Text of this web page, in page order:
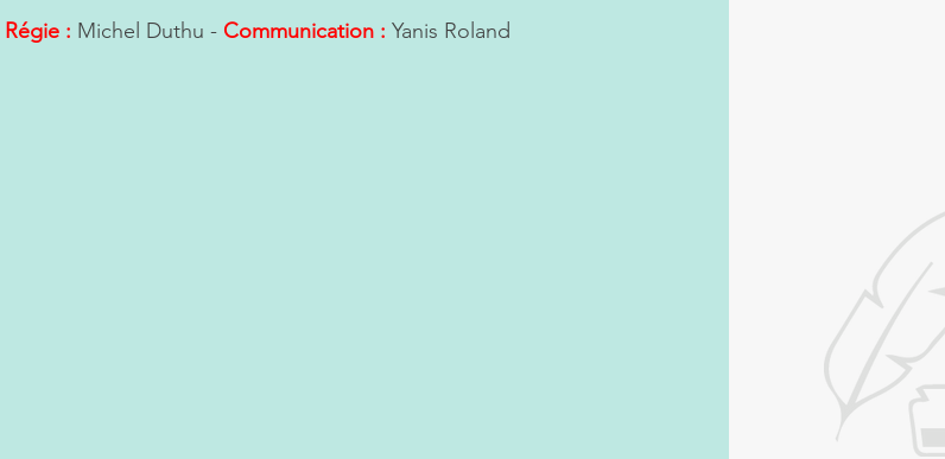
Régie : Michel Duthu - Communication : Yanis Roland